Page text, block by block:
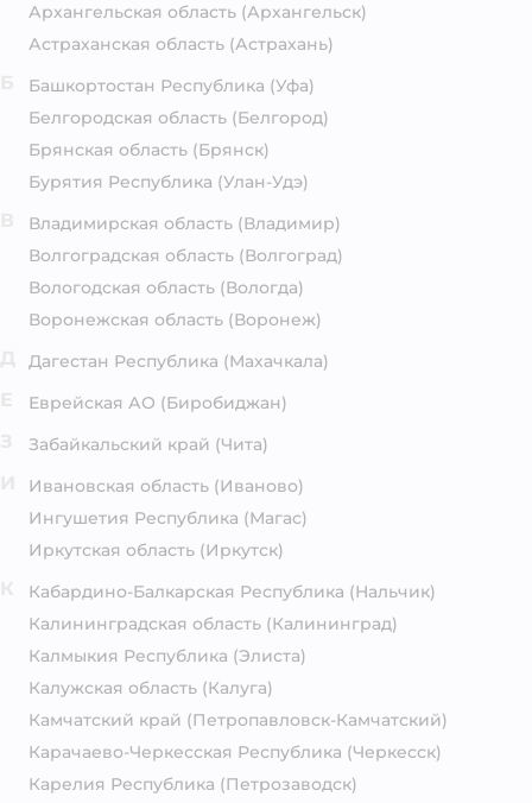
Архангельская область (Архангельск)
Астраханская область (Астрахань)
Башкортостан Республика (Уфа)
Белгородская область (Белгород)
Брянская область (Брянск)
Бурятия Республика (Улан-Удэ)
Владимирская область (Владимир)
Волгоградская область (Волгоград)
Вологодская область (Вологда)
Воронежская область (Воронеж)
Дагестан Республика (Махачкала)
Еврейская АО (Биробиджан)
Забайкальский край (Чита)
Ивановская область (Иваново)
Ингушетия Республика (Магас)
Иркутская область (Иркутск)
Кабардино-Балкарская Республика (Нальчик)
Калининградская область (Калининград)
Калмыкия Республика (Элиста)
Калужская область (Калуга)
Камчатский край (Петропавловск-Камчатский)
Карачаево-Черкесская Республика (Черкесск)
Карелия Республика (Петрозаводск)